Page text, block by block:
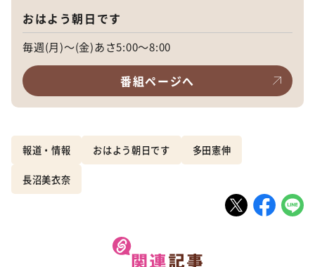
おはよう朝日です
毎週(月)～(金)あさ5:00～8:00
番組ページへ
報道・情報 おはよう朝日です 多田憲伸
長沼美衣奈